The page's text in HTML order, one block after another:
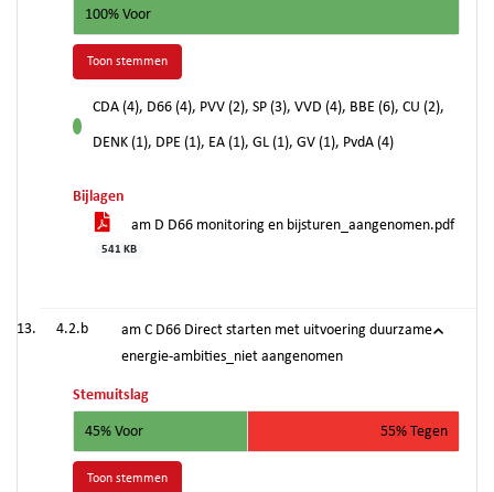
100% Voor
Toon stemmen
voor
CDA (4), D66 (4), PVV (2), SP (3), VVD (4), BBE (6), CU (2),
DENK (1), DPE (1), EA (1), GL (1), GV (1), PvdA (4)
Bijlagen
am D D66 monitoring en bijsturen_aangenomen.pdf
541 KB
4.2.b
am C D66 Direct starten met uitvoering duurzame
energie-ambities_niet aangenomen
Stemuitslag
45% Voor 55% Tegen
Toon stemmen